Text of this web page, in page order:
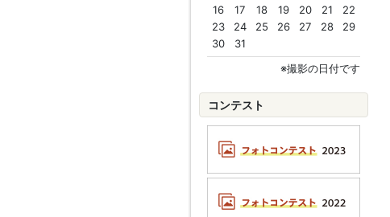
16
17 18 19 20 21
22
23
24 25 26 27 28
29
30
31
※撮影の日付です
コンテスト